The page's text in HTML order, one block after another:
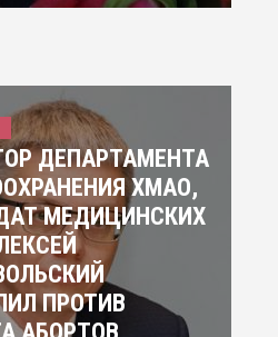
ДЕПАРТАМЕНТА
ХМАО,
МЕДИЦИНСКИХ
ПРОТИВ